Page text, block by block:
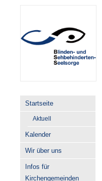
Startseite
Aktuell
Kalender
Wir über uns
Infos für
Kirchengemeinden